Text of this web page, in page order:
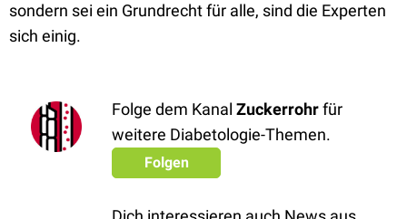
sondern sei ein Grundrecht für alle, sind die Experten
sich einig.
Folge dem Kanal Zuckerrohrfür
weitere Diabetologie-Themen.
Folgen